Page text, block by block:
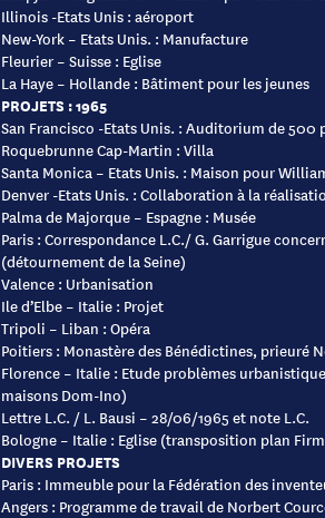
Illinois -Etats Unis : aéroport
New-York – Etats Unis. : Manufacture
Fleurier – Suisse : Eglise
La Haye – Hollande : Bâtiment pour les jeunes
PROJETS : 1965
San Francisco -Etats Unis. : Auditorium de 500
Roquebrunne Cap-Martin : Villa
Santa Monica – Etats Unis. : Maison pour
Denver -Etats Unis. : Collaboration à la
Palma de Majorque – Espagne : Musée
Paris : Correspondance L.C./ G. Garrigue
(détournement de la Seine)
Valence : Urbanisation
Ile d’Elbe – Italie : Projet
Tripoli – Liban : Opéra
Poitiers : Monastère des Bénédictines, prieuré
Florence – Italie : Etude problèmes
maisons Dom-Ino)
Lettre L.C. / L. Bausi – 28/06/1965 et note L.C.
Bologne – Italie : Eglise (transposition plan
DIVERS PROJETS
Paris : Immeuble pour la Fédération des
Angers : Programme de travail de Norbert